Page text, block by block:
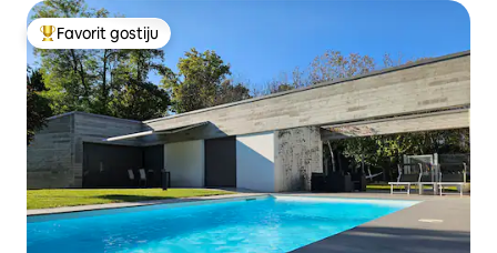
Glavni favorit gostiju
Favorit gostiju